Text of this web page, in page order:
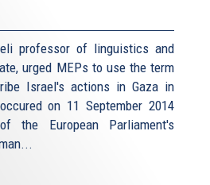
professor of linguistics and
urged MEPs to use the term
Israel's actions in Gaza in
on 11 September 2014
the European Parliament's